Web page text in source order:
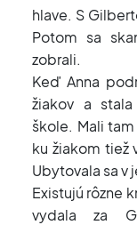
hlave. S
Potom sa
zobrali.
Keď Anna
žiakov a
škole. Mali
ku žiakom tiež
Ubytovala sa v
Existujú rôzne
vydala za